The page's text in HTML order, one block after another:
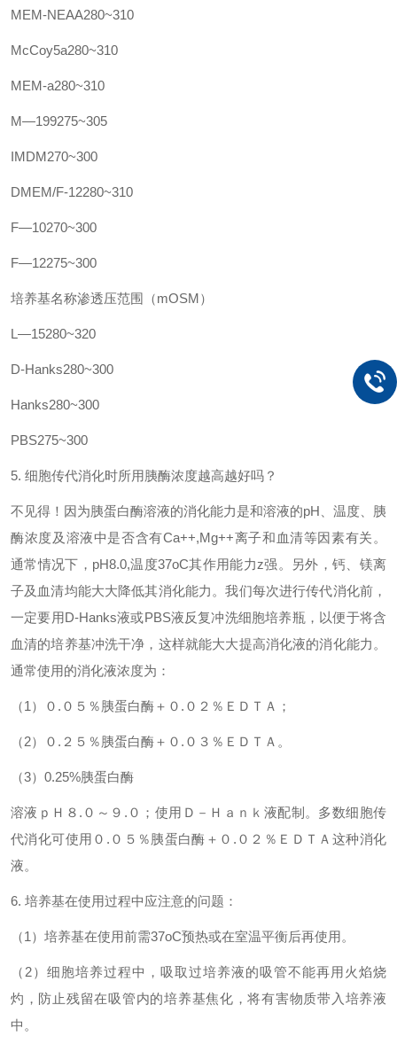
MEM-NEAA280~310
McCoy5a280~310
MEM-a280~310
M—199275~305
IMDM270~300
DMEM/F-12280~310
F—10270~300
F—12275~300
培养基名称渗透压范围（mOSM）
L—15280~320
D-Hanks280~300
Hanks280~300
PBS275~300
5. 细胞传代消化时所用胰酶浓度越高越好吗？
不见得！因为胰蛋白酶溶液的消化能力是和溶液的pH、温度、胰
酶浓度及溶液中是否含有Ca++,Mg++离子和血清等因素有关。
通常情况下，pH8.0,温度37oC其作用能力z强。另外，钙、镁离
子及血清均能大大降低其消化能力。我们每次进行传代消化前，
一定要用D-Hanks液或PBS液反复冲洗细胞培养瓶，以便于将含
血清的培养基冲洗干净，这样就能大大提高消化液的消化能力。
通常使用的消化液浓度为：
（1）０.０５％胰蛋白酶＋０.０２％ＥＤＴＡ；
（2）０.２５％胰蛋白酶＋０.０３％ＥＤＴＡ。
（3）0.25%胰蛋白酶
溶液ｐＨ８.０～９.０；使用Ｄ－Ｈａｎｋ液配制。多数细胞传
代消化可使用０.０５％胰蛋白酶＋０.０２％ＥＤＴＡ这种消化
液。
6. 培养基在使用过程中应注意的问题：
（1）培养基在使用前需37oC预热或在室温平衡后再使用。
（2）细胞培养过程中，吸取过培养液的吸管不能再用火焰烧
灼，防止残留在吸管内的培养基焦化，将有害物质带入培养液
中。